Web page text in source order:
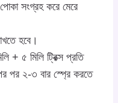
সংগ্রহ করে মেরে
হবে।
+ ৫ মিলি ট্রিক্স প্রতি
পর পর ২-৩ বার স্প্রে করতে